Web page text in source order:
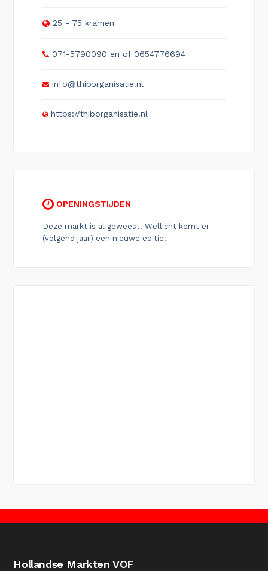
25 - 75 kramen
071-5790090 en of 0654776694
info@thiborganisatie.nl
https://thiborganisatie.nl
OPENINGSTIJDEN
Deze markt is al geweest. Wellicht komt er
(volgend jaar) een nieuwe editie.
Hollandse Markten VOF